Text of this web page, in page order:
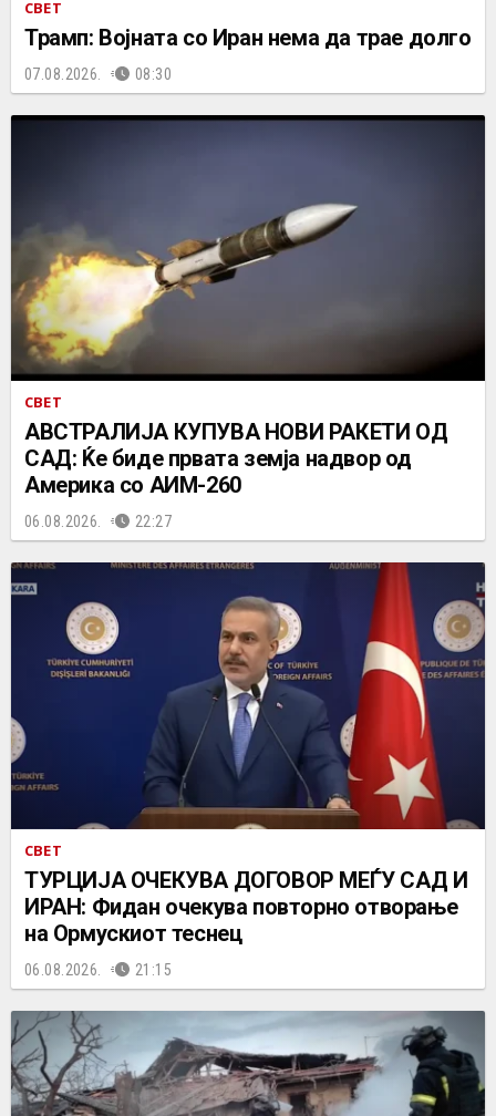
СВЕТ
Трамп: Војната со Иран нема да трае долго
07.08.2026. 08:30
СВЕТ
АВСТРАЛИЈА КУПУВА НОВИ РАКЕТИ ОД
САД: Ќе биде првата земја надвор од
Америка со АИМ-260
06.08.2026. 22:27
СВЕТ
ТУРЦИЈА ОЧЕКУВА ДОГОВОР МЕЃУ САД И
ИРАН: Фидан очекува повторно отворање
на Ормускиот теснец
06.08.2026. 21:15